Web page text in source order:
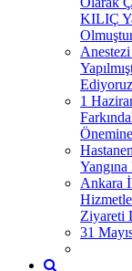
KILIÇ
Ediyoruz
1
Ankara
Ziyareti
31